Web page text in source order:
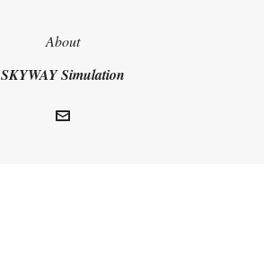
About
SKYWAY Simulation